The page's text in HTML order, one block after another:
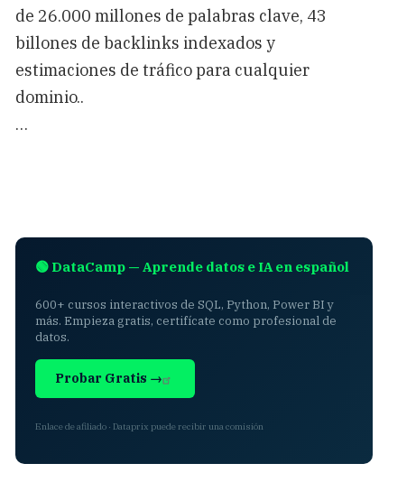
de 26.000 millones de palabras clave, 43
billones de backlinks indexados y
estimaciones de tráfico para cualquier
dominio..
…
🟢 DataCamp — Aprende datos e IA en español
600+ cursos interactivos de SQL, Python, Power BI y
más. Empieza gratis, certifícate como profesional de
datos.
Probar Gratis →
Enlace de afiliado · Dataprix puede recibir una comisión